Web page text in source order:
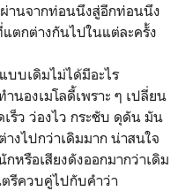
านจากท่อนนึงสู่อีกท่อนนึง
ตกต่างกันไปในแต่ละครั้ง
บบเดิมไม่ได้มีอะไร
นองเมโลดี้เพราะ ๆ เปลี่ยน
ร็ว ว่องไว กระชับ ดุดัน มัน
งไปกว่าเดิมมาก น่าสนใจ
หรือเสียงดังออกมากว่าเดิม
รีควบคู่ไปกับคำว่า